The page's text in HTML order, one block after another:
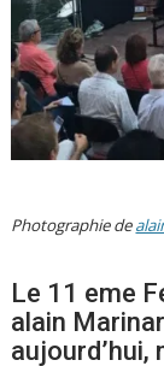
Photographie de
Le 11 eme
alain
aujourd’hui,